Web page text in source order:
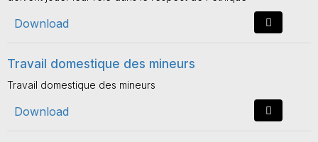
Download
Travail domestique des mineurs
Travail domestique des mineurs
Download